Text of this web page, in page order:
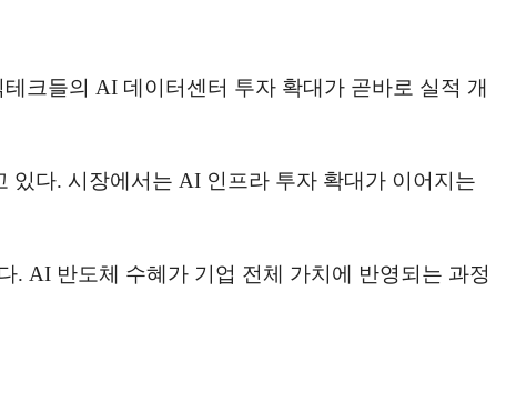
크들의 AI 데이터센터 투자 확대가 곧바로 실적 개
다. 시장에서는 AI 인프라 투자 확대가 이어지는
. AI 반도체 수혜가 기업 전체 가치에 반영되는 과정